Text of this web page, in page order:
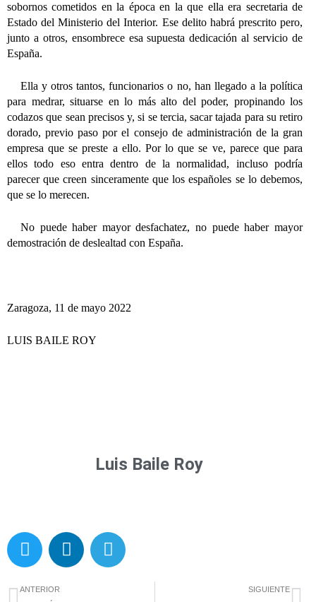
sobornos cometidos en la época en la que ella era secretaria de
Estado del Ministerio del Interior. Ese delito habrá prescrito pero,
junto a otros, ensombrece esa supuesta dedicación al servicio de
España.
Ella y otros tantos, funcionarios o no, han llegado a la política
para medrar, situarse en lo más alto del poder, propinando los
codazos que sean precisos y, si se tercia, sacar tajada para su retiro
dorado, previo paso por el consejo de administración de la gran
empresa que se preste a ello. Por lo que se ve, parece que para
ellos todo eso entra dentro de la normalidad, incluso podría
parecer que creen sinceramente que los españoles se lo debemos,
que se lo merecen.
No puede haber mayor desfachatez, no puede haber mayor
demostración de deslealtad con España.
Zaragoza, 11 de mayo 2022
LUIS BAILE ROY
Luis Baile Roy
T
w
t
L
i
T
e
Ant
ANTERIOR SIGUIENTE